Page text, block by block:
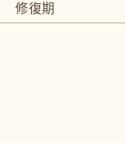
修復期